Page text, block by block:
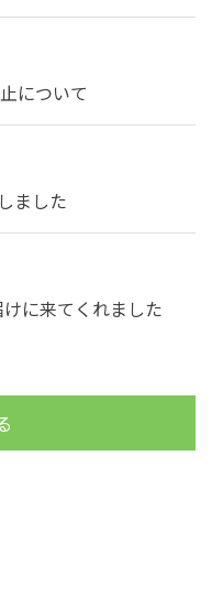
について
ました
に来てくれました